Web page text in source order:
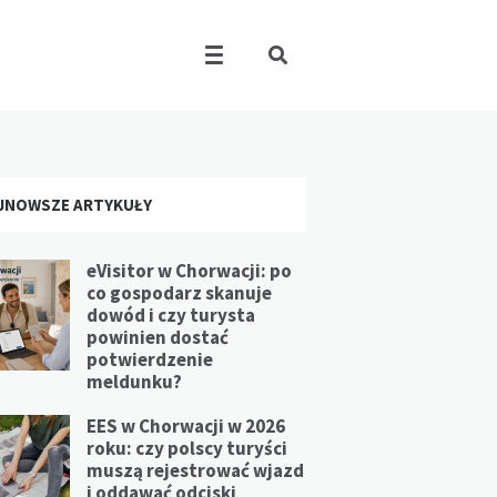
ARTYKUŁY
eVisitor w Chorwacji: po
co gospodarz skanuje
dowód i czy turysta
powinien dostać
potwierdzenie
meldunku?
EES w Chorwacji w 2026
roku: czy polscy turyści
muszą rejestrować wjazd